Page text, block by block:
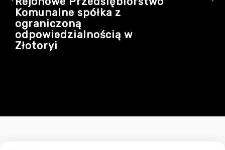
Komunalne spółka z
ograniczoną
odpowiedzialnością w
Złotoryi